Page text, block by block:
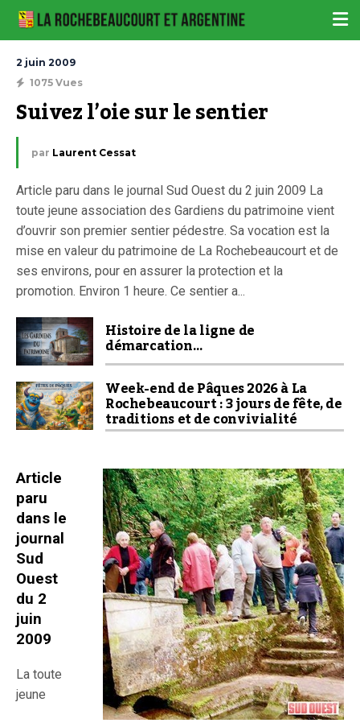
2 juin 2009
1075 Vues
Suivez l’oie sur le sentier
par Laurent Cessat
Article paru dans le journal Sud Ouest du 2 juin 2009 La
toute jeune association des Gardiens du patrimoine vient
d’ouvrir son premier sentier pédestre. Sa vocation est la
mise en valeur du patrimoine de La Rochebeaucourt et de
ses environs, pour en assurer la protection et la
promotion. Environ 1 heure. Ce sentier a...
Histoire de la ligne de
démarcation…
Week-end de Pâques 2026 à La
Rochebeaucourt : 3 jours de fête, de
traditions et de convivialité
Article
paru
dans le
journal
Sud
Ouest
du 2
juin
2009
La toute
jeune